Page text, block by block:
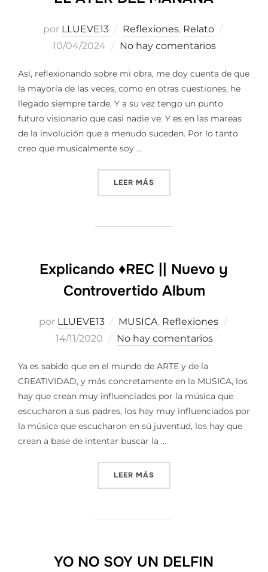
por LLUEVE13 Reflexiones, Relato
10/04/2024 No hay comentarios
Así, reflexionando sobre mi obra, me doy cuenta de que
la mayoría de las veces, como en otras cuestiones, he
llegado siempre tarde. Y a su vez tengo un punto
futuro visionario que casi nadie ve. Y es en las mareas
de la involución que a menudo suceden. Por lo tanto
creo que musicalmente soy …
LEER MÁS
Explicando ♦️REC || Nuevo y
Controvertido Album
por LLUEVE13 MUSICA, Reflexiones
14/11/2020 No hay comentarios
Ya es sabido que en el mundo de ARTE y de la
CREATIVIDAD, y más concretamente en la MUSICA, los
hay que crean muy influenciados por la música que
escucharon a sus padres, los hay muy influenciados por
la música que escucharon en sú juventud, los hay que
crean a base de intentar buscar la …
LEER MÁS
YO NO SOY UN DELFIN